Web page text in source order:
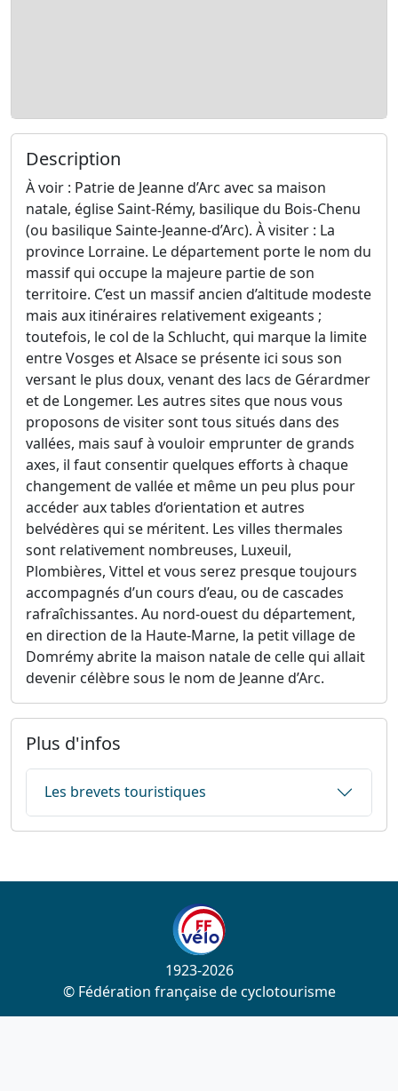
Description
À voir : Patrie de Jeanne d’Arc avec sa maison
natale, église Saint-Rémy, basilique du Bois-Chenu
(ou basilique Sainte-Jeanne-d’Arc). À visiter : La
province Lorraine. Le département porte le nom du
massif qui occupe la majeure partie de son
territoire. C’est un massif ancien d’altitude modeste
mais aux itinéraires relativement exigeants ;
toutefois, le col de la Schlucht, qui marque la limite
entre Vosges et Alsace se présente ici sous son
versant le plus doux, venant des lacs de Gérardmer
et de Longemer. Les autres sites que nous vous
proposons de visiter sont tous situés dans des
vallées, mais sauf à vouloir emprunter de grands
axes, il faut consentir quelques efforts à chaque
changement de vallée et même un peu plus pour
accéder aux tables d‘orientation et autres
belvédères qui se méritent. Les villes thermales
sont relativement nombreuses, Luxeuil,
Plombières, Vittel et vous serez presque toujours
accompagnés d’un cours d’eau, ou de cascades
rafraîchissantes. Au nord-ouest du département,
en direction de la Haute-Marne, la petit village de
Domrémy abrite la maison natale de celle qui allait
devenir célèbre sous le nom de Jeanne d’Arc.
Plus d'infos
Les brevets touristiques
1923-2026
© Fédération française de cyclotourisme